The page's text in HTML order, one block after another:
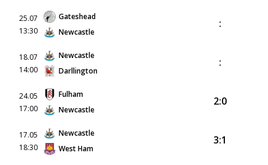
25.07
13:30
Gateshead
Newcastle
:
18.07
14:00
Newcastle
Darllington
:
24.05
17:00
Fulham
Newcastle
2:0
17.05
18:30
Newcastle
West Ham
3:1